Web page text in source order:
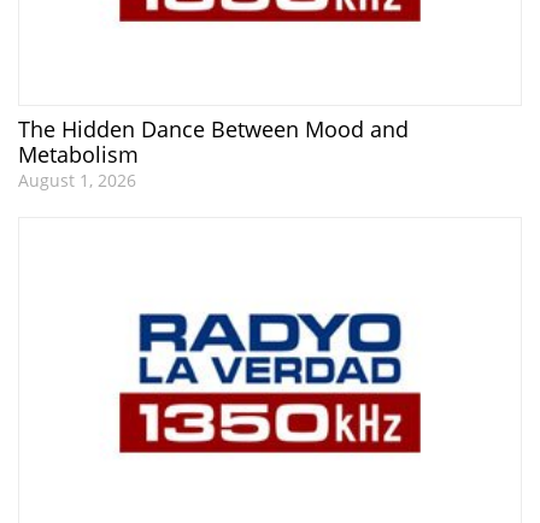
The Hidden Dance Between Mood and
Metabolism
August 1, 2026